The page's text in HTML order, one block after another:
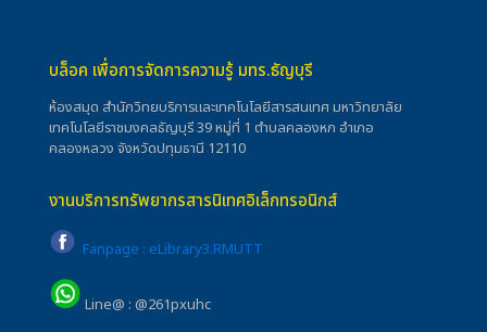
บล็อค เพื่อการจัดการความรู้ มทร.ธัญบุรี
ห้องสมุด สำนักวิทยบริการและเทคโนโลยีสารสนเทศ มหาวิทยาลัย
เทคโนโลยีราชมงคลธัญบุรี 39 หมู่ที่ 1 ตำบลคลองหก อำเภอ
คลองหลวง จังหวัดปทุมธานี 12110
งานบริการทรัพยากรสารนิเทศอิเล็กทรอนิกส์
Fanpage : eLibrary3.RMUTT
Line@ : @261pxuhc